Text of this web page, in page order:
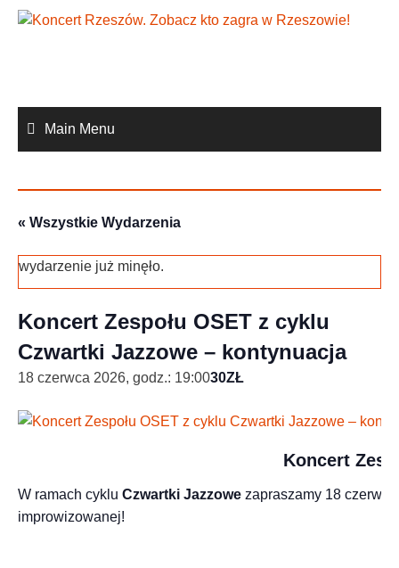
Skip
Main Menu
« Wszystkie Wydarzenia
wydarzenie już minęło.
Koncert Zespołu OSET z cyklu
Czwartki Jazzowe – kontynuacja
18 czerwca 2026, godz.: 19:0030ZŁ
Koncert
W ramach cyklu Czwartki Jazzowe zapraszamy 18
improwizowanej!